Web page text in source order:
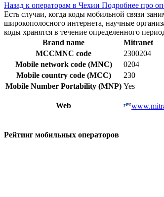
Назад к операторам в Чехии Подробнее про
Есть случаи, когда коды мобильной связи
широкополосного интернета, научные
коды хранятся в течение определенного
Brand name
Mitranet
MCCMNC code
2300204
Mobile network code (MNC)
0204
Mobile country code (MCC)
230
Mobile Number Portability (MNP) Yes
Web
Рейтинг мобильных операторов